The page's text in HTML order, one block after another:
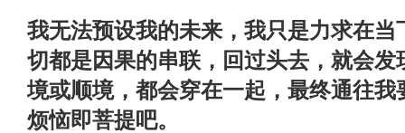
我无法预设我的未来，我只是力求在
切都是因果的串联，回过头去，就会
境或顺境，都会穿在一起，最终通往
烦恼即菩提吧。